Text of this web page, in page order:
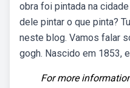
obra foi pintada na
dele pintar o que pinta?
neste blog. Vamos falar
gogh. Nascido em 1853,
For more